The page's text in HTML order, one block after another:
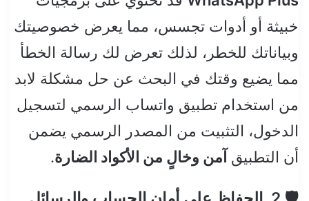
خبيثة أو أدوات تجسس، مما يعرض خصوصيتك
وبياناتك للخطر، لذلك تعرض لك رسالة الخطأ
مما يضيع وقتك في البحث عن حل مشكلة لابد
من استخدام تطبيق واتساب الرسمي لتسجيل
الدخول، التثبيت من المصدر الرسمي يضمن
أن التطبيق آمن وخالٍ من الأكواد الضارة.